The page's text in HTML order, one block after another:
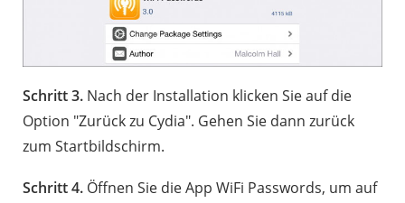
Schritt 3. Nach der Installation klicken Sie auf die
Option "Zurück zu Cydia". Gehen Sie dann zurück
zum Startbildschirm.
Schritt 4. Öffnen Sie die App WiFi Passwords, um auf